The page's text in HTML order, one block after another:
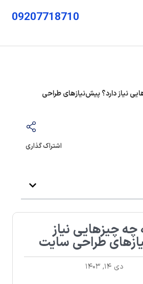
09207718710
نیاز دارد؟ پیش‌نیازهای طراحی
اشتراک گذاری
چیزهایی نیاز
طراحی سایت
دی ۱۴, ۱۴۰۳